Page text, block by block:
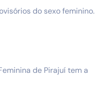
do sexo feminino.
de Pirajuí tem a